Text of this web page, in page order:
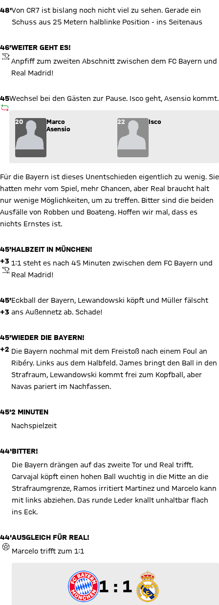
48'Von CR7 ist bislang noch nicht viel zu sehen. Gerade ein
Schuss aus 25 Metern halblinke Position - ins Seitenaus
46'
ANPFIFF
WEITER GEHT ES!
Anpfiff zum zweiten Abschnitt zwischen dem FC Bayern und
Real Madrid!
45
AUSWECHSLUNG
Wechsel bei den Gästen zur Pause. Isco geht, Asensio kommt.
Wechsel: Marco Asensio (20) kommt für Isco (22) ins Spiel.
20
Marco
Asensio
22 Isco
Für die Bayern ist dieses Unentschieden eigentlich zu wenig. Sie
hatten mehr vom Spiel, mehr Chancen, aber Real braucht halt
nur wenige Möglichkeiten, um zu treffen. Bitter sind die beiden
Ausfälle von Robben und Boateng. Hoffen wir mal, dass es
nichts Ernstes ist.
45'
+3
ABPFIFF
HALBZEIT IN MÜNCHEN!
1:1 steht es nach 45 Minuten zwischen dem FC Bayern und
Real Madrid!
45'
+3
Eckball der Bayern, Lewandowski köpft und Müller fälscht
ans Außennetz ab. Schade!
45'
+2
WIEDER DIE BAYERN!
Die Bayern nochmal mit dem Freistoß nach einem Foul an
Ribéry. Links aus dem Halbfeld. James bringt den Ball in den
Strafraum, Lewandowski kommt frei zum Kopfball, aber
Navas pariert im Nachfassen.
45'2 MINUTEN
Nachspielzeit
44'BITTER!
Die Bayern drängen auf das zweite Tor und Real trifft.
Carvajal köpft einen hohen Ball wuchtig in die Mitte an die
Strafraumgrenze, Ramos irritiert Martinez und Marcelo kann
mit links abziehen. Das runde Leder knallt unhaltbar flach
ins Eck.
44'
TOR
AUSGLEICH FÜR REAL!
Marcelo trifft zum 1:1
1 zu 1
1 : 1